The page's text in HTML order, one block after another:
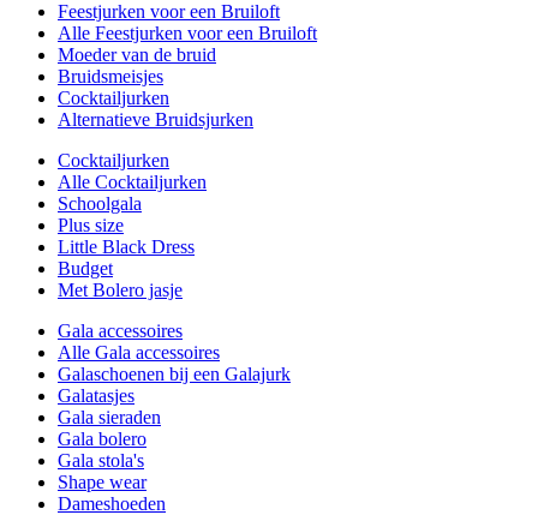
Feestjurken voor een Bruiloft
Alle Feestjurken voor een Bruiloft
Moeder van de bruid
Bruidsmeisjes
Cocktailjurken
Alternatieve Bruidsjurken
Cocktailjurken
Alle Cocktailjurken
Schoolgala
Plus size
Little Black Dress
Budget
Met Bolero jasje
Gala accessoires
Alle Gala accessoires
Galaschoenen bij een Galajurk
Galatasjes
Gala sieraden
Gala bolero
Gala stola's
Shape wear
Dameshoeden